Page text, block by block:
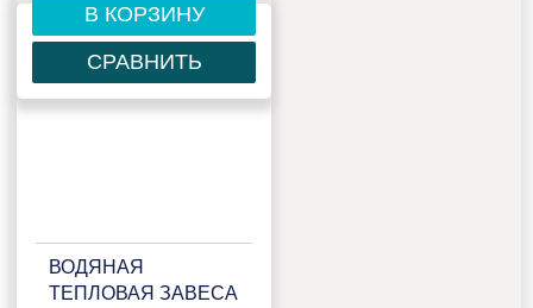
В КОРЗИНУ
СРАВНИТЬ
ВОДЯНАЯ
ТЕПЛОВАЯ ЗАВЕСА